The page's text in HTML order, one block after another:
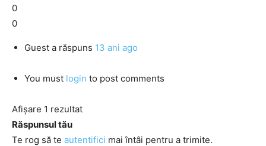
0
0
Guest a răspuns 13 ani ago
You must login to post comments
Afișare 1 rezultat
Răspunsul tău
Te rog să te autentifici mai întâi pentru a trimite.